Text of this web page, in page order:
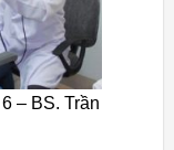
– BS. Trần